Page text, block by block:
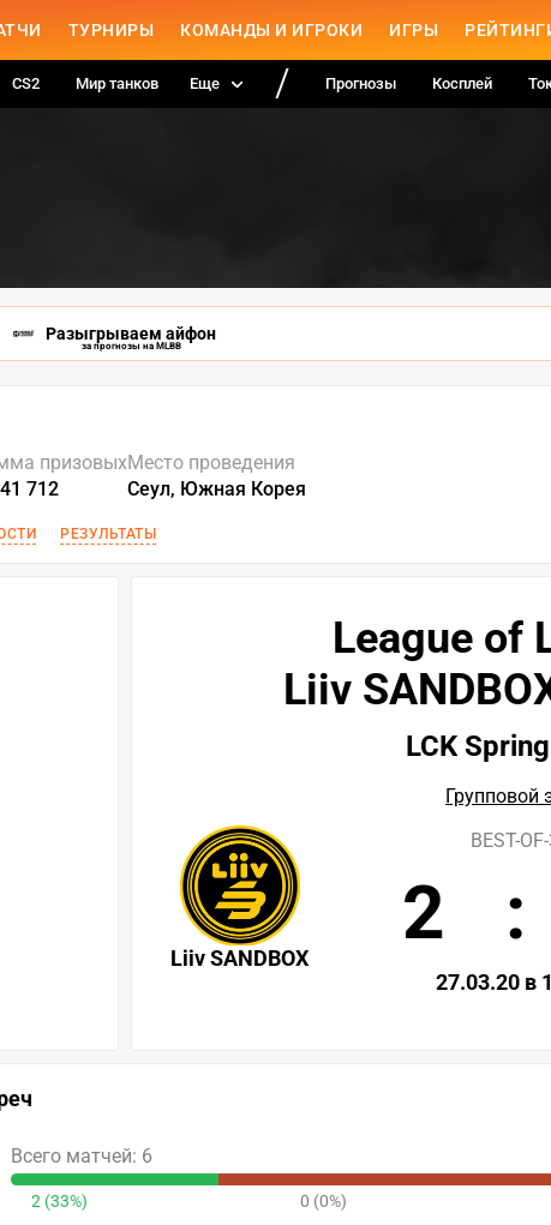
ТУРНИРЫ КОМАНДЫ И ИГРОКИ ИГРЫ
CS2 Мир танков Еще Прогнозы Косплей
Разыгрываем айфон
за прогнозы на MLBB
призовых
712
Место проведения
Сеул, Южная Корея
РЕЗУЛЬТАТЫ
League of
Liiv
LCK
Групповой
Liiv SANDBOX
BEST-
2 :
27.03.20 в
Всего матчей: 6
2 (33%) 0 (0%)